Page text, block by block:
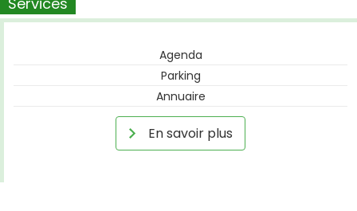
Agenda
Parking
Annuaire
En savoir plus